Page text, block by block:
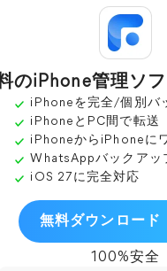
のiPhone管理ソフ
iPhoneを完全/個別バ
iPhoneとPC間で転送
iPhoneからiPhoneに
WhatsAppバックアッ
iOS 27に完全対応
無料ダウンロード
100%安全